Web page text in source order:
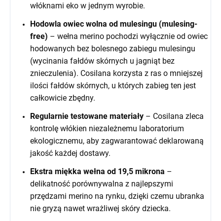
włóknami eko w jednym wyrobie.
Hodowla owiec wolna od mulesingu (mulesing-
free) – wełna merino pochodzi wyłącznie od owiec
hodowanych bez bolesnego zabiegu mulesingu
(wycinania fałdów skórnych u jagniąt bez
znieczulenia). Cosilana korzysta z ras o mniejszej
ilości fałdów skórnych, u których zabieg ten jest
całkowicie zbędny.
Regularnie testowane materiały – Cosilana zleca
kontrolę włókien niezależnemu laboratorium
ekologicznemu, aby zagwarantować deklarowaną
jakość każdej dostawy.
Ekstra miękka wełna od 19,5 mikrona –
delikatność porównywalna z najlepszymi
przędzami merino na rynku, dzięki czemu ubranka
nie gryzą nawet wrażliwej skóry dziecka.